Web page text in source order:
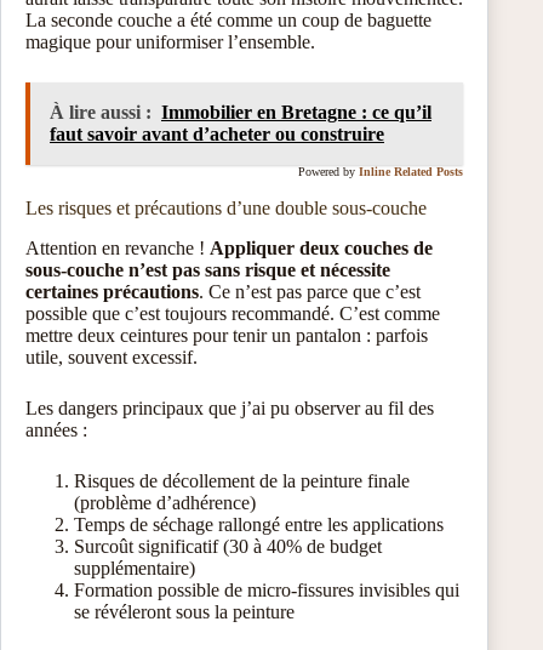
La seconde couche a été comme un coup de baguette
magique pour uniformiser l’ensemble.
À lire aussi : Immobilier en Bretagne : ce qu’il
faut savoir avant d’acheter ou construire
Powered by Inline Related Posts
Les risques et précautions d’une double sous-couche
Attention en revanche ! Appliquer deux couches de
sous-couche n’est pas sans risque et nécessite
certaines précautions. Ce n’est pas parce que c’est
possible que c’est toujours recommandé. C’est comme
mettre deux ceintures pour tenir un pantalon : parfois
utile, souvent excessif.
Les dangers principaux que j’ai pu observer au fil des
années :
Risques de décollement de la peinture finale
(problème d’adhérence)
Temps de séchage rallongé entre les applications
Surcoût significatif (30 à 40% de budget
supplémentaire)
Formation possible de micro-fissures invisibles qui
se révéleront sous la peinture